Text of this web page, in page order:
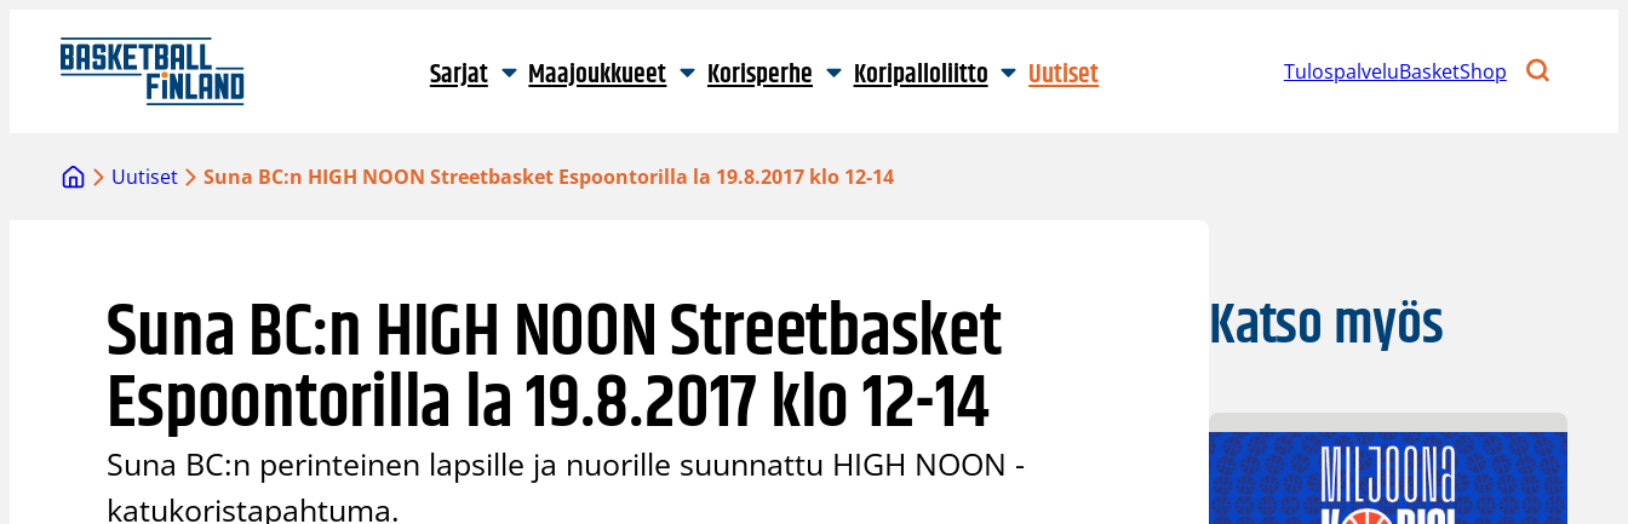
sisältöön
Sarjat Maajoukkueet Korisperhe Koripalloliitto Uutiset TulospalveluBasketShop
Uutiset Suna BC:n HIGH NOON Streetbasket Espoontorilla la 19.8.2017 klo 12-14
Suna BC:n HIGH NOON Streetbasket
Espoontorilla la 19.8.2017 klo 12-14
Suna BC:n perinteinen lapsille ja nuorille suunnattu HIGH NOON -
katukoristapahtuma.
Katso myös